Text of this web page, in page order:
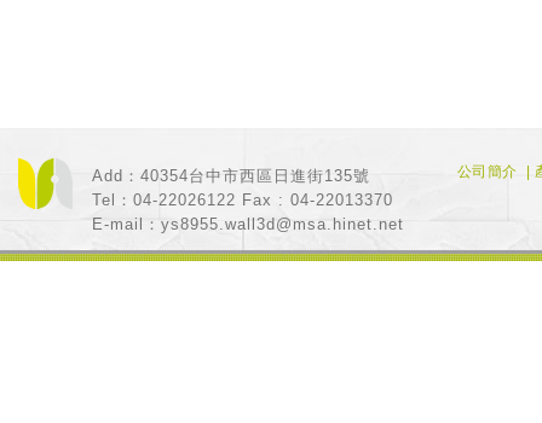
Add：40354台中市西區日進街135號
Tel：04-22026122 Fax : 04-22013370
E-mail： ys8955.wall3d@msa.hinet.net
公司簡介